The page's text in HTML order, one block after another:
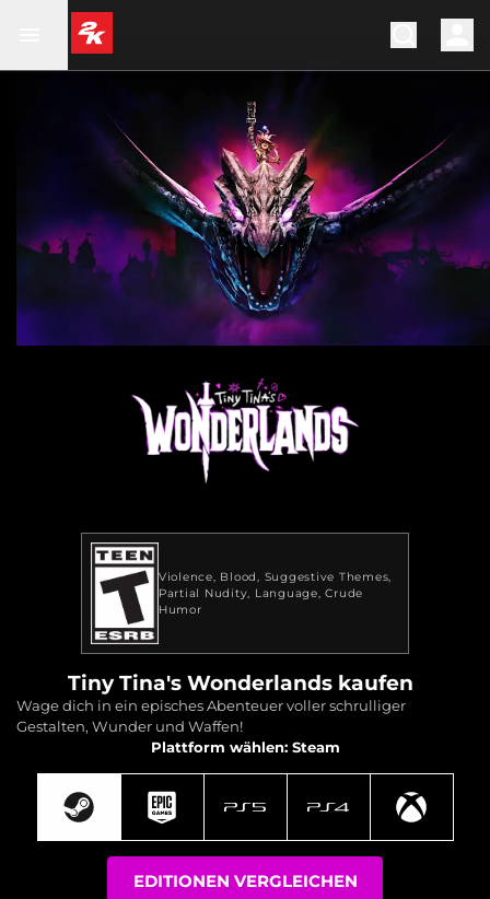
Violence Blood Suggestive Themes
Partial Nudity Language Crude
Humor
Tiny Tina's Wonderlands kaufen
Wage dich in ein episches Abenteuer voller schrulliger
Gestalten, Wunder und Waffen!
Plattform wählen: Steam
EDITIONEN VERGLEICHEN